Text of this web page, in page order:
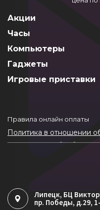
Акции
Часы
Компьютеры
Гаджеты
Игровые приставки
Правила онлайн оплаты
Политика в отношении
Согласие на обработку
Политика обработки
Липецк, БЦ
пр. Победы, д.29,